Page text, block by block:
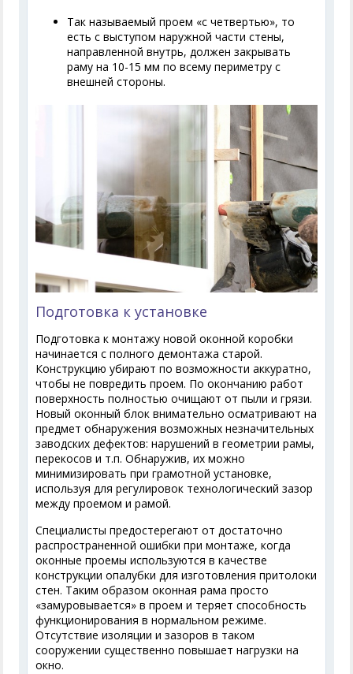
Так называемый проем «с четвертью», то
есть с выступом наружной части стены,
направленной внутрь, должен закрывать
раму на 10-15 мм по всему периметру с
внешней стороны.
Подготовка к установке
Подготовка к монтажу новой оконной коробки
начинается с полного демонтажа старой.
Конструкцию убирают по возможности аккуратно,
чтобы не повредить проем. По окончанию работ
поверхность полностью очищают от пыли и грязи.
Новый оконный блок внимательно осматривают на
предмет обнаружения возможных незначительных
заводских дефектов: нарушений в геометрии рамы,
перекосов и т.п. Обнаружив, их можно
минимизировать при грамотной установке,
используя для регулировок технологический зазор
между проемом и рамой.
Специалисты предостерегают от достаточно
распространенной ошибки при монтаже, когда
оконные проемы используются в качестве
конструкции опалубки для изготовления притолоки
стен. Таким образом оконная рама просто
«замуровывается» в проем и теряет способность
функционирования в нормальном режиме.
Отсутствие изоляции и зазоров в таком
сооружении существенно повышает нагрузки на
окно.